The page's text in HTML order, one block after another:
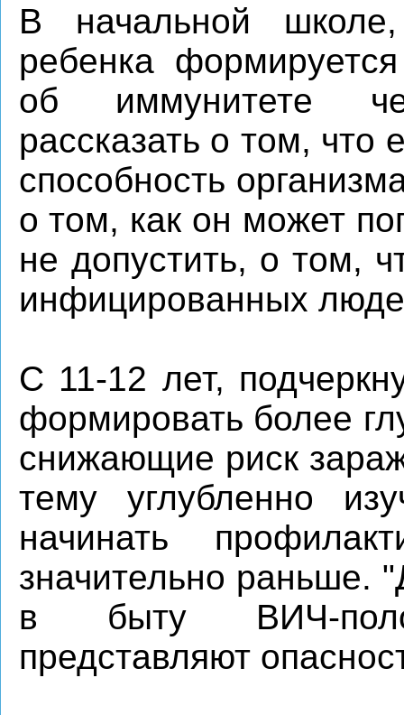
В начальной
ребенка
об иммунитете
рассказать о том, что
способность
о том, как он может
не допустить, о том,
инфицированных
С 11-12 лет,
формировать более
снижающие риск
тему углубленно
начинать
значительно раньше.
в быту ВИЧ-
представляют